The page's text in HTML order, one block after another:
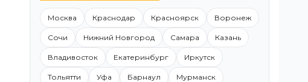
Москва Краснодар Красноярск Воронеж
Сочи Нижний Новгород Самара Казань
Владивосток Екатеринбург Иркутск
Тольятти Уфа Барнаул Мурманск